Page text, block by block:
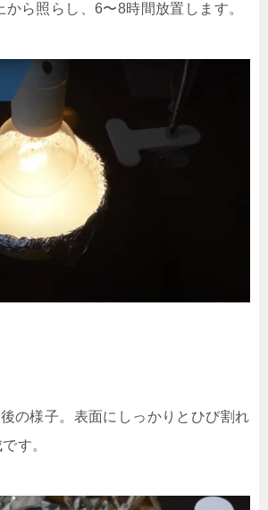
ら照らし、6〜8時間放置します。
の様子。表面にしっかりとひび割れ
す。